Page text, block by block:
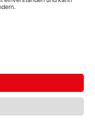
Datenschutz
widerrufen